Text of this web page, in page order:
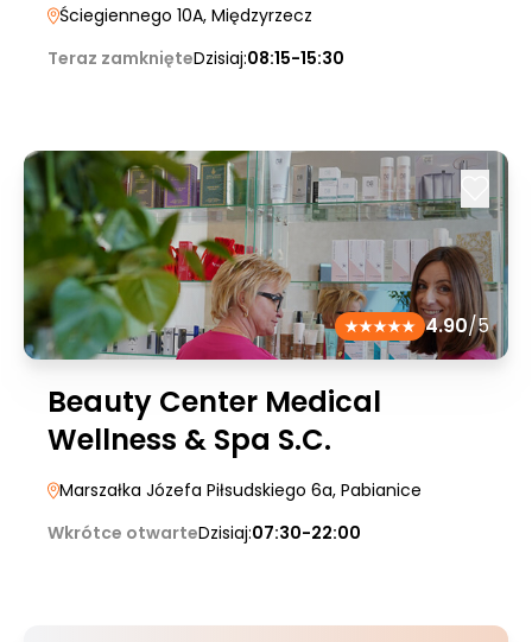
Ściegiennego 10A, Międzyrzecz
Teraz zamknięteDzisiaj:08:15-15:30
4.90/5
Beauty Center Medical
Wellness & Spa S.C.
Marszałka Józefa Piłsudskiego 6a, Pabianice
Wkrótce otwarteDzisiaj:07:30-22:00